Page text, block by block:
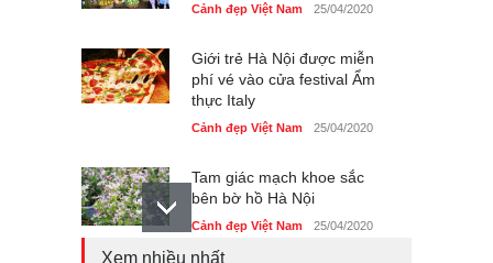
Cảnh đẹp Việt Nam 25/04/2020
Giới trẻ Hà Nội được miễn
phí vé vào cửa festival Ẩm
thực Italy
Cảnh đẹp Việt Nam 25/04/2020
Tam giác mạch khoe sắc
bên bờ hồ Hà Nội
Cảnh đẹp Việt Nam 25/04/2020
Xem nhiều nhất